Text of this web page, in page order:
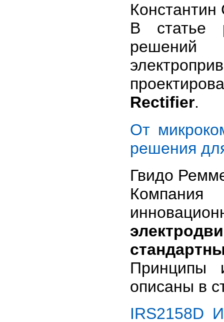
В статье
решений
Rectifier.
От
решения
Гвидо
Принципы
описаны в
IRS2158D